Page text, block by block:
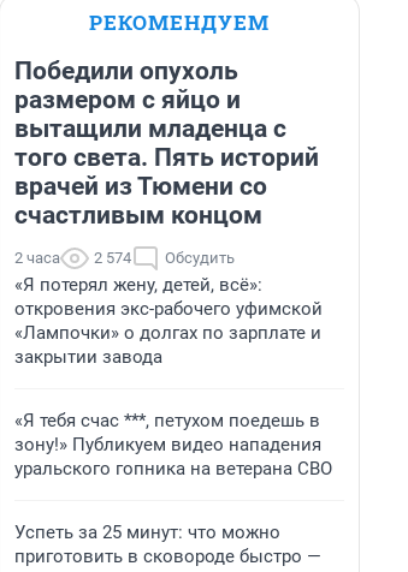
РЕКОМЕНДУЕМ
Победили опухоль
размером с яйцо и
вытащили младенца с
того света. Пять историй
врачей из Тюмени со
счастливым концом
2 часа 2 574 Обсудить
«Я потерял жену, детей, всё»:
откровения экс-рабочего уфимской
«Лампочки» о долгах по зарплате и
закрытии завода
«Я тебя счас ***, петухом поедешь в
зону!» Публикуем видео нападения
уральского гопника на ветерана СВО
Успеть за 25 минут: что можно
приготовить в сковороде быстро —